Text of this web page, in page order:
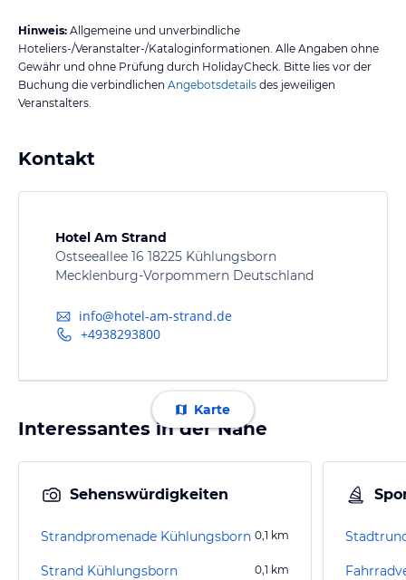
Hinweis: Allgemeine und unverbindliche
Hoteliers-/Veranstalter-/Kataloginformationen. Alle Angaben ohne
Gewähr und ohne Prüfung durch HolidayCheck. Bitte lies vor der
Buchung die verbindlichen Angebotsdetails des jeweiligen
Veranstalters.
Kontakt
Hotel Am Strand
Ostseeallee 16 18225 Kühlungsborn
Mecklenburg-Vorpommern Deutschland
info@hotel-am-strand.de
+4938293800
Karte
Interessantes in der Nähe
Sehenswürdigkeiten
Strandpromenade Kühlungsborn 0,1 km
Strand Kühlungsborn 0,1 km